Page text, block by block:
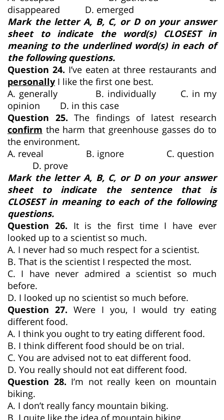
disappeared D. emerged
Mark the letter A, B, C, or D on your answer
sheet to indicate the word(s) CLOSEST in
meaning to the underlined word(s) in each of
the following questions.
Question 24. I’ve eaten at three restaurants and
personally I like the first one best.
A. generally B. individually C. in my
opinion D. in this case
Question 25. The findings of latest research
confirm the harm that greenhouse gasses do to
the environment.
A. reveal B. ignore C. question
D. prove
Mark the letter A, B, C, or D on your answer
sheet to indicate the sentence that is
CLOSEST in meaning to each of the following
questions.
Question 26. It is the first time I have ever
looked up to a scientist so much.
A. I never had so much respect for a scientist.
B. That is the scientist I respected the most.
C. I have never admired a scientist so much
before.
D. I looked up no scientist so much before.
Question 27. Were I you, I would try eating
different food.
A. I think you ought to try eating different food.
B. I think different food should be on trial.
C. You are advised not to eat different food.
D. You really should not eat different food.
Question 28. I’m not really keen on mountain
biking.
A. I don’t really fancy mountain biking.
B. I quite like the idea of mountain biking.